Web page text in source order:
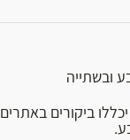
ובשתייה
ביקורים